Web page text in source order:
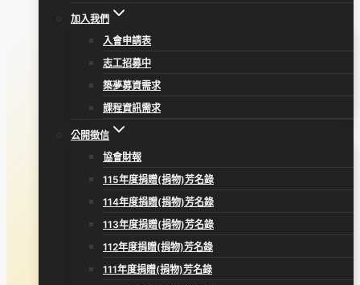
加入我們
入會申請表
志工招募中
築夢募資需求
課程資訊需求
公開徵信
協會財報
115年度捐贈(捐物)芳名錄
114年度捐贈(捐物)芳名錄
113年度捐贈(捐物)芳名錄
112年度捐贈(捐物)芳名錄
111年度捐贈(捐物)芳名錄